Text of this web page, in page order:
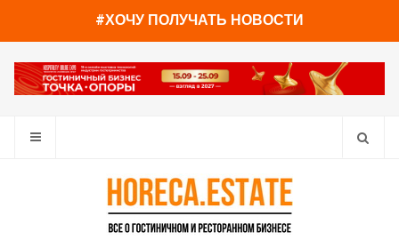
#ХОЧУ ПОЛУЧАТЬ НОВОСТИ